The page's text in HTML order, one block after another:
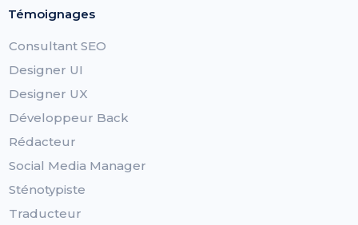
Témoignages
Consultant SEO
Designer UI
Designer UX
Développeur Back
Rédacteur
Social Media Manager
Sténotypiste
Traducteur